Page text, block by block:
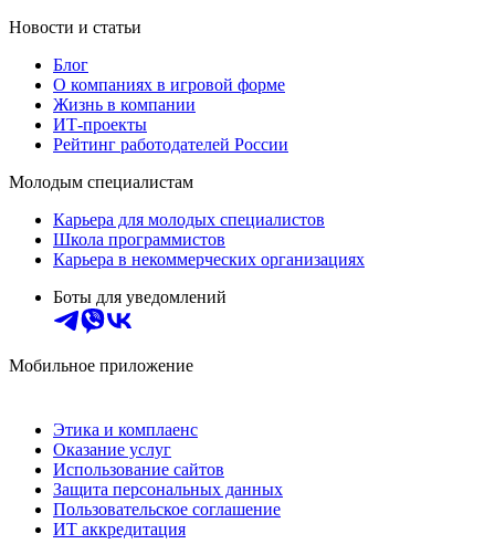
Новости и статьи
Блог
О компаниях в игровой форме
Жизнь в компании
ИТ-проекты
Рейтинг работодателей России
Молодым специалистам
Карьера для молодых специалистов
Школа программистов
Карьера в некоммерческих организациях
Боты для уведомлений
Мобильное приложение
Этика и комплаенс
Оказание услуг
Использование сайтов
Защита персональных данных
Пользовательское соглашение
ИТ аккредитация